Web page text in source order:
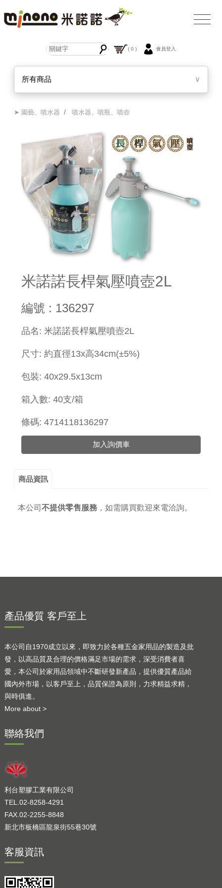
( 0 ) 會員登入
所有商品 ∨
➤ 園藝、噴水器 /噴水器、噴瓶、噴壺
米諾諾長桿氣壓噴壺2L
編號 : 136297
​品名: 米諾諾長桿氣壓噴壺2L
尺寸: 約直徑13x高34cm(±5%)
包裝:40x29.5x13cm
箱入數: 40支/箱
條碼: 4714118136297
加入詢價車
商品資訊
本公司 不提供零售服務， 如需購買歡迎來電洽詢。
產品優質 客戶至上
本公司自1970成立以來，即致力於各種五金家用品的製造及批
發，以高品質及合理的價格滿足市場的需求，深受消費者喜
愛，本公司於家用品領域中不斷研發新產品，提供優質產品給
國內外市場，以客戶至上，品質保證為原則，力求精益求精，
與時俱進。
More about >
聯絡我們
利台塑膠工業有限公司
TEL.02-8258-4291
FAX.02-2255-8848
新北市板橋區龍泉街55巷30號
客服資訊